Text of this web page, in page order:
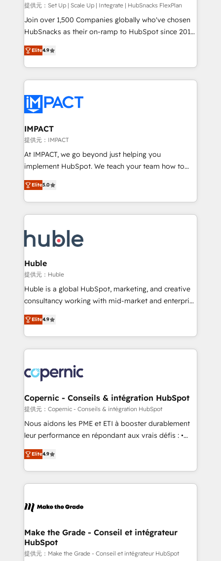
improve customer experiences. With our bright
people, exciting ideas and can-do mentality, we
ensure revenue growth on a daily basis. So tell us
team of 100+ experts is ready for you! Driving digital
growth | www.brightdigital.com
提供元：Set Up | Scale Up | Integrate | HubSnacks FlexPlan
Join over 1,500 Companies globally who've chosen
HubSnacks as their on-ramp to HubSpot since 2014
Simple pay-as-you-go plans that accelerate value...
1️⃣ Set Up | Onboarding New or Check-fixing existing
HubSpot portals 2️⃣ Scale Up | 100% HubSpot Task
Execution... Global 24/7 ... All Experts 3️⃣ Integrate |
Slash months from your API Integration project... ⬅️
Click "Contact Business" ⬅️ to access 150+ Kickstart
Integration templates that put HubSpot in the center
of your tech stack, syncing... 🛍️ Shopify or
WooCommerce 💲 Stripe or Paypal 💰 Sage or
Netsuite 🤖 Google or Microsoft ✍️ DocuSign or
the rare Advanced "Custom Integrations"
Accreditation, securely sync data across... 🔄 any
new HubSpot portal with Advanced Website and
CRM Migrations using our in-house "HubScrub" Tool.
Elite4.9
IMPACT
提供元：IMPACT
At IMPACT, we go beyond just helping you
implement HubSpot. We teach your team how to
master it. As the creators of the Endless Customers
System™ (the next evolution of They Ask, You
Answer), we’re the only HubSpot partner built
entirely around coaching and training. That means
skills, processes, and internal team you need to
attract the right buyers, close deals faster, and grow
without outside dependencies. You’ll learn how to: •
Set up, audit, and organize your HubSpot portal •
Get your sales team fully using HubSpot • Track
pipeline and revenue across the entire buyer journey
growth • Create content and videos that attract
buyers • Use AI to scale smarter Our coaching-led
lasts. So if you're ready to become the most trusted
voice in your market, let’s talk.
Elite5.0
Huble
提供元：Huble
Huble is a global HubSpot, marketing, and creative
consultancy working with mid-market and enterprise
businesses. We go beyond implementation, shaping
the strategy, processes, and teams that turn
HubSpot into a genuine growth engine. Named
HubSpot's Global Partner of the Year in 2024,
worldwide, and with over 15 years in the ecosystem,
Huble has built a track record that speaks for itself.
One company, one operating model, delivering
across offices and consulting teams in the UK, USA,
Canada, Germany, France, Belgium, Singapore, and
South Africa. Certified compliant with ISO/IEC
international offices and 175+ employees.
Elite4.9
Copernic - Conseils & intégration HubSpot
提供元：Copernic - Conseils & intégration HubSpot
Nous aidons les PME et ETI à booster durablement
leur performance en répondant aux vrais défis : •
Intégration de HubSpot avec d’autres outils (ERP,
téléphonie, etc.) • Alignement des équipes grâce à un
outil et des données partagées • Amélioration de la
collecte et de l’analyse des données pour des
de la productivité des équipes Notre équipe de 30
avec un engagement total, alignant processus
métiers et technologie, et guidant vos équipes à
travers le changement, tout en centrant vos objectifs
Elite4.9
Make the Grade - Conseil et intégrateur
HubSpot
提供元：Make the Grade - Conseil et intégrateur HubSpot